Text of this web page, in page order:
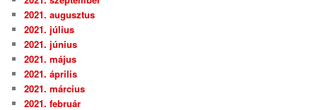
2021. augusztus
2021. július
2021. június
2021. május
2021. április
2021. március
2021. február